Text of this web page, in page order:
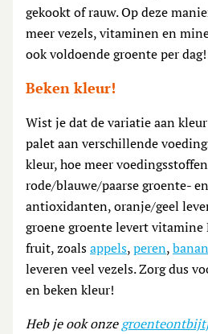
gekookt of rauw. Op deze
meer vezels, vitaminen en
ook voldoende groente per
Beken kleur!
Wist je dat de variatie aan
palet aan verschillende
kleur, hoe meer
rode/blauwe/paarse groente-
antioxidanten, oranje/geel
groene groente levert vitamine
fruit, zoalsappels,peren,
leveren veel vezels. Zorg dus
en beken kleur!
Heb je ook onze